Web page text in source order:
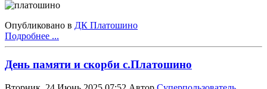
Опубликовано в ДК Платошино
Подробнее ...
День памяти и скорби с.Платошино